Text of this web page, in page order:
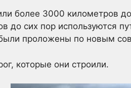
более 3000 километров
до сих пор используются
проложены по новым
которые они строили.